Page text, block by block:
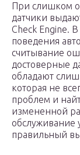
При слишком
датчики
Check Engine.
поведения
считывание
достоверные
обладают
которая не
проблем и
измененной
обслуживание
правильный